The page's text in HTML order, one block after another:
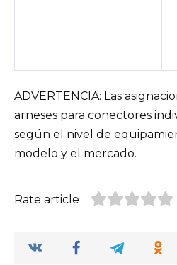
ADVERTENCIA: Las
arneses para conectores
según el nivel de
modelo y el mercado.
Rate article